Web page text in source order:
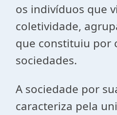
os indivíduos que
coletividade,
que constituiu por
sociedades.
A sociedade por
caracteriza pela